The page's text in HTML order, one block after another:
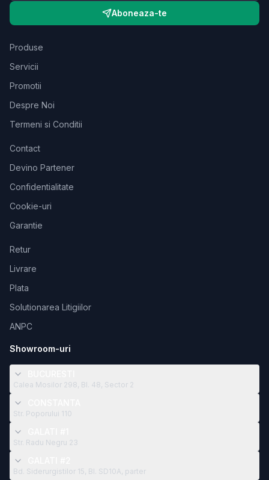
Aboneaza-te
Produse
Servicii
Promotii
Despre Noi
Termeni si Conditii
Contact
Devino Partener
Confidentialitate
Cookie-uri
Garantie
Retur
Livrare
Plata
Solutionarea Litigiilor
ANPC
Showroom-uri
Calea Mosilor 298, Bl. 48, Sector 2
Str. Poporului 110
Str. Radu Negru 23
Bd. Siderurgistilor 15, Bl. SD10A, parter